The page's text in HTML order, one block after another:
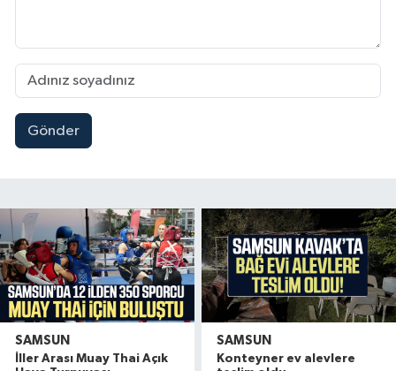
Gönder
SAMSUN
İller Arası Muay Thai Açık
SAMSUN
Konteyner ev alevlere